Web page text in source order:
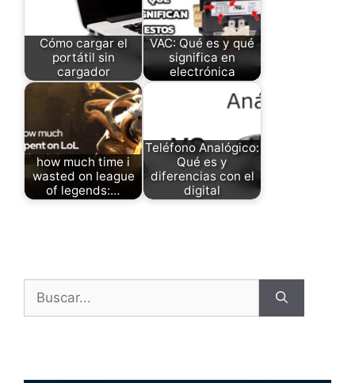
Cómo cargar el
portátil sin
cargador
VAC: Qué es y qué
significa en
electrónica
how much time i
wasted on league
of legends:…
Teléfono Analógico:
Qué es y
diferencias con el
digital